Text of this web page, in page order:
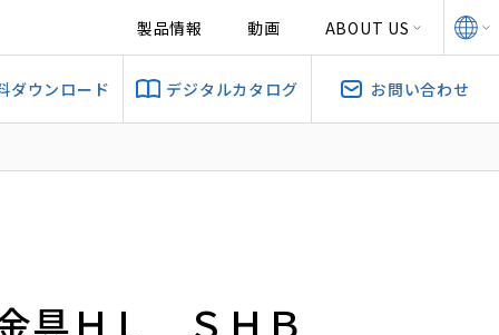
製品情報 動画 ABOUT US
ダウンロード デジタルカタログ お問い合わせ
具ＨＬ ＳＨＢ